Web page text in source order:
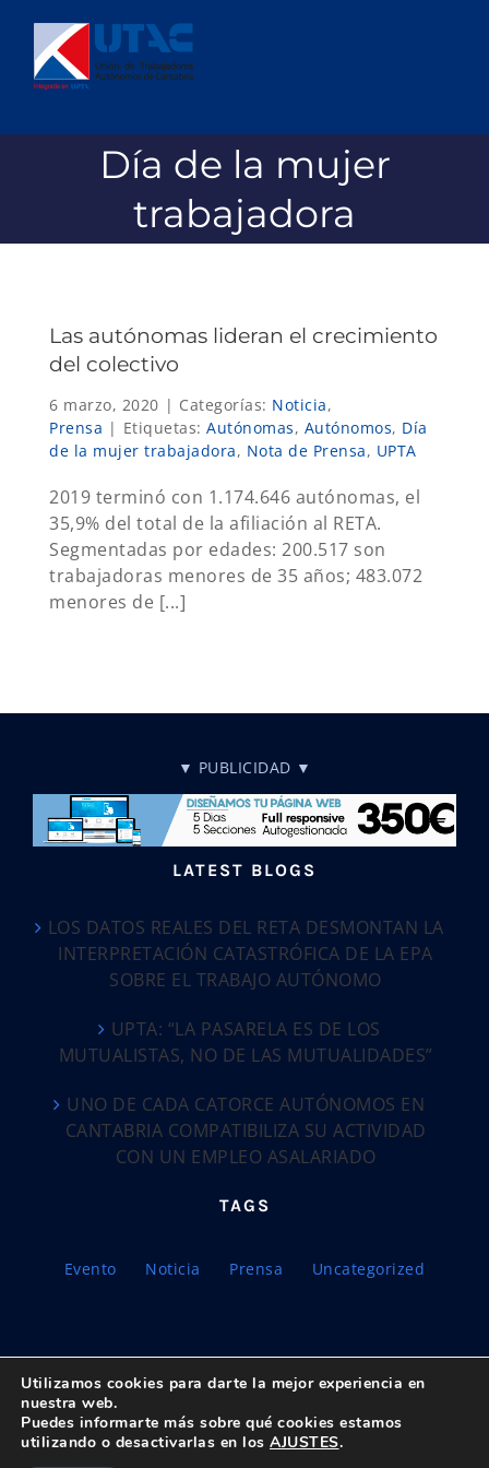
contenido
Día de la mujer
trabajadora
Las autónomas lideran el crecimiento
del colectivo
6 marzo, 2020 | Categorías: Noticia,
Prensa | Etiquetas: Autónomas, Autónomos, Día
de la mujer trabajadora, Nota de Prensa, UPTA
2019 terminó con 1.174.646 autónomas, el
35,9% del total de la afiliación al RETA.
Segmentadas por edades: 200.517 son
trabajadoras menores de 35 años; 483.072
menores de [...]
▼ PUBLICIDAD ▼
LATEST BLOGS
LOS DATOS REALES DEL RETA DESMONTAN LA
INTERPRETACIÓN CATASTRÓFICA DE LA EPA
SOBRE EL TRABAJO AUTÓNOMO
UPTA: “LA PASARELA ES DE LOS
MUTUALISTAS, NO DE LAS MUTUALIDADES”
UNO DE CADA CATORCE AUTÓNOMOS EN
CANTABRIA COMPATIBILIZA SU ACTIVIDAD
CON UN EMPLEO ASALARIADO
TAGS
Evento Noticia Prensa Uncategorized
© Copyright 2018 - 2026 UPTA | Todos los derechos reservados
|Política de privacidad|Aviso Legal
Utilizamos cookies para darte la mejor experiencia en
nuestra web.
Puedes informarte más sobre qué cookies estamos
utilizando o desactivarlas en los AJUSTES.